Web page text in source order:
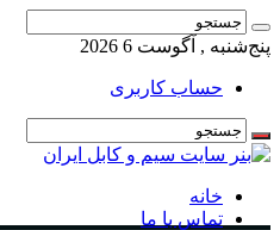
پنج‌شنبه , آگوست 6 2026
حساب کاربری
خانه
تماس با ما